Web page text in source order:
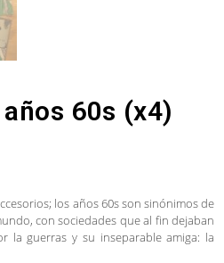
años 60s (x4)
los años 60s son sinónimos de
con sociedades que al fin dejaban
la guerras y su inseparable amiga: la